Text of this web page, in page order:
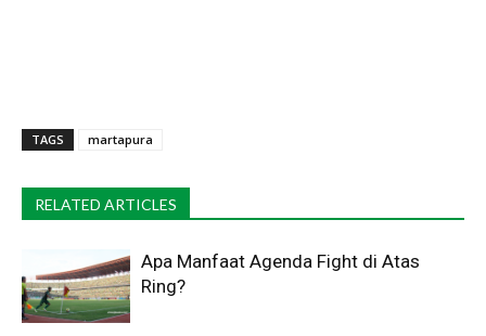
TAGS martapura
RELATED ARTICLES
Apa Manfaat Agenda Fight di Atas
Ring?